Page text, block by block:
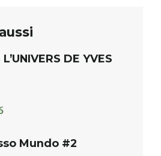
DE YVES
Mundo #2